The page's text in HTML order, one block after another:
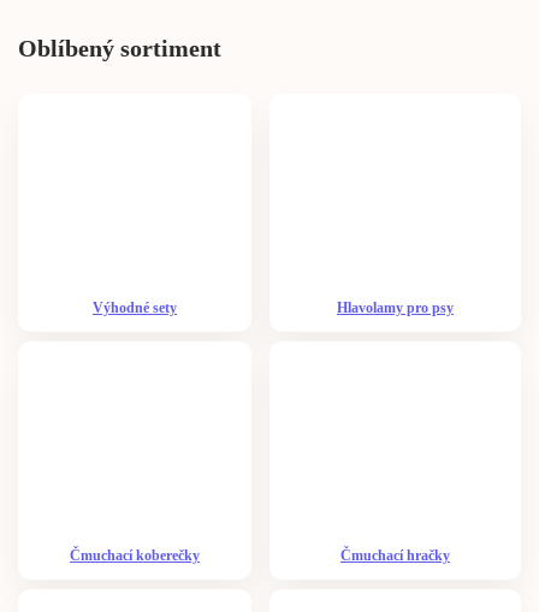
Oblíbený sortiment
Výhodné sety Hlavolamy pro psy
Čmuchací koberečky Čmuchací hračky